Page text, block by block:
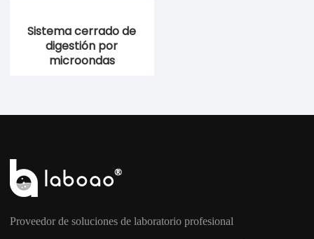
Sistema cerrado de
digestión por
microondas
Proveedor de soluciones de laboratorio profesional